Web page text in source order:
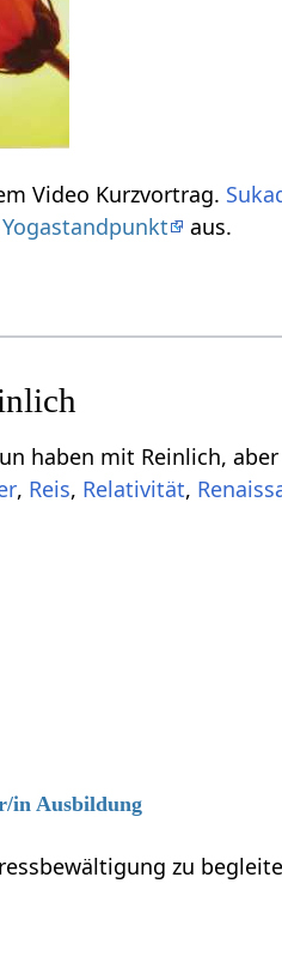
zum Thema Reinlich‏‎ in diesem Video Kurzvortrag.
Yogastandpunkt aus.
von Relevanz sein können, sind
, , ,
in Ausbildung
zu